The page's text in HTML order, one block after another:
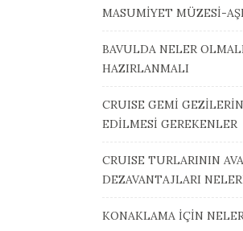
MASUMİYET MÜZESİ-
BAVULDA NELER
HAZIRLANMALI
CRUISE GEMİ
EDİLMESİ GEREKENLER
CRUISE TURLARININ
DEZAVANTAJLARI
KONAKLAMA İÇİN